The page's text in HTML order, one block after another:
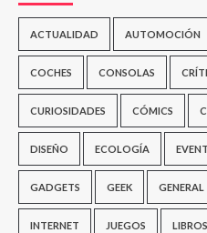
ACTUALIDAD AUTOMOCIÓN
COCHES CONSOLAS
CURIOSIDADES CÓMICS
DISEÑO ECOLOGÍA
GADGETS GEEK GENERAL
INTERNET JUEGOS LIBROS